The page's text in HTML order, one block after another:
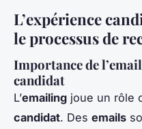
L’expérience
le processus de
Importance de
candidat
L’emailing joue un rôle
candidat. Des emails